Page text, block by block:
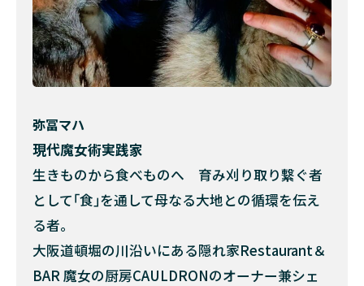
弥冨マハ
現代魔女術実践家
生きものから食べものへ 育み刈り取り繋ぐ者
として｢食｣を通して母なる大地との循環を伝え
る者。
大阪道頓堀の川沿いにある隠れ家Restaurant＆
BAR 魔女の厨房CAULDRONのオーナー兼シェ